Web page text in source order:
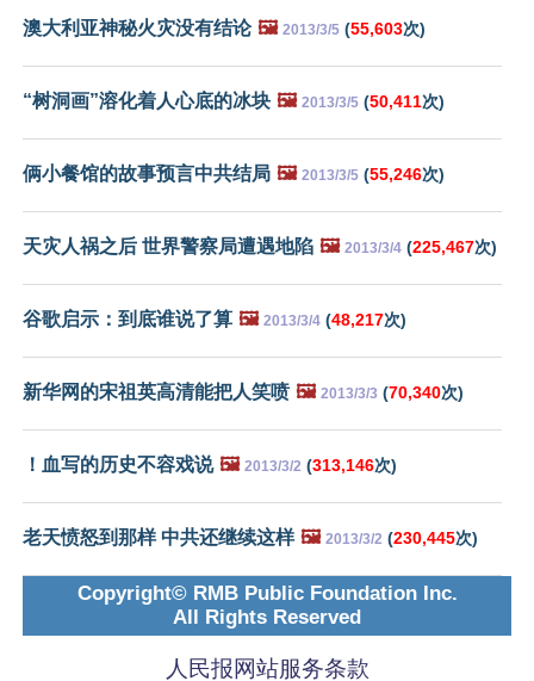
澳大利亚神秘火灾没有结论 🖼️ 2013/3/5 (55,603次)
“树洞画”溶化着人心底的冰块 🖼️ 2013/3/5 (50,411次)
俩小餐馆的故事预言中共结局 🖼️ 2013/3/5 (55,246次)
天灾人祸之后 世界警察局遭遇地陷 🖼️ 2013/3/4 (225,467次)
谷歌启示：到底谁说了算 🖼️ 2013/3/4 (48,217次)
新华网的宋祖英高清能把人笑喷 🖼️ 2013/3/3 (70,340次)
！血写的历史不容戏说 🖼️ 2013/3/2 (313,146次)
老天愤怒到那样 中共还继续这样 🖼️ 2013/3/2 (230,445次)
Copyright© RMB Public Foundation Inc.
All Rights Reserved
人民报网站服务条款